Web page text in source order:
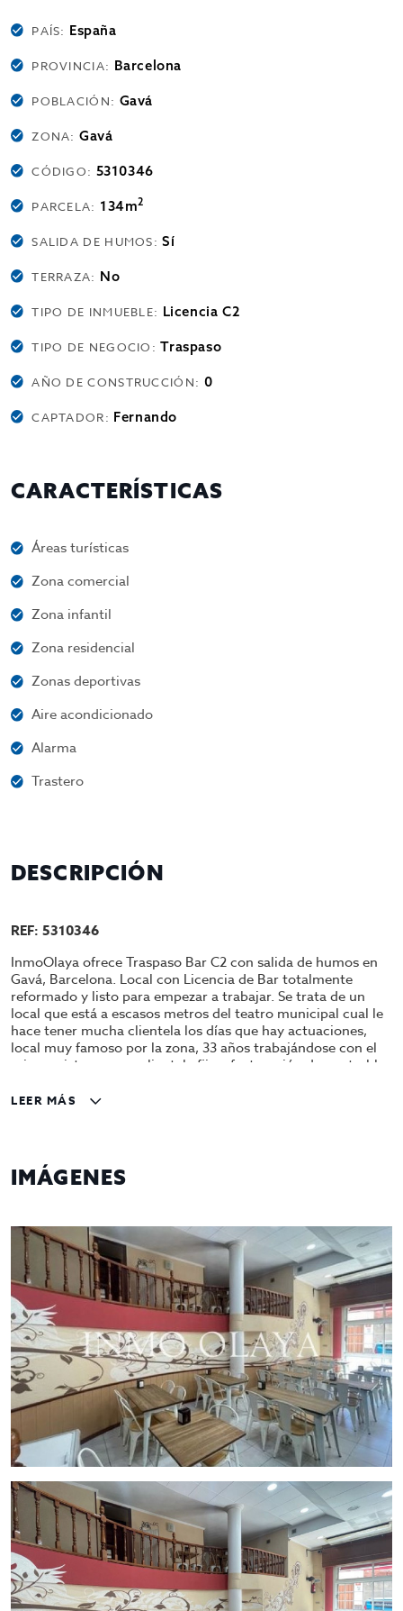
PAÍS: España
PROVINCIA: Barcelona
POBLACIÓN: Gavá
ZONA:Gavá
CÓDIGO: 5310346
PARCELA: 134m2
SALIDA DE HUMOS:Sí
TERRAZA: No
TIPO DE INMUEBLE: Licencia C2
TIPO DE NEGOCIO:Traspaso
AÑO DE CONSTRUCCIÓN: 0
CAPTADOR: Fernando
CARACTERÍSTICAS
Áreas turísticas
Zona comercial
Zona infantil
Zona residencial
Zonas deportivas
Aire acondicionado
Alarma
Trastero
DESCRIPCIÓN
REF: 5310346
InmoOlaya ofrece Traspaso Bar C2 con salida de humos en
Gavá, Barcelona. Local con Licencia de Bar totalmente
reformado y listo para empezar a trabajar. Se trata de un
local que está a escasos metros del teatro municipal cual le
hace tener mucha clientela los días que hay actuaciones,
local muy famoso por la zona, 33 años trabajándose con el
mismo sistema, con clientela fija y facturación demostrable.
El local tiene 134m2, dispone de amplia barra de bar, un
registradora,5 congeladores, televisor 3 aires
acondicionados F/C.
Contáctenos para más información y/o agendar una cita en
nuestras oficinas.
Gestiona InmoOlaya
InmoOlaya, agencia líder en traspasos de hostelería ,
póngase en contacto con nosotros, o visite nuestro portal;
encontrará la mayor selección de restaurantes y negocios de
hostelería en traspaso de Barcelona. Un asesor le
acompañara en todo el proceso, ahorrando tiempo y
seleccionando los mejores negocios para su proyecto.
LEER MÁS
IMÁGENES